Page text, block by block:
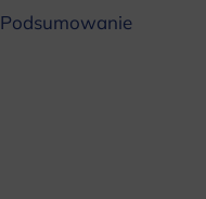
Podsumowanie